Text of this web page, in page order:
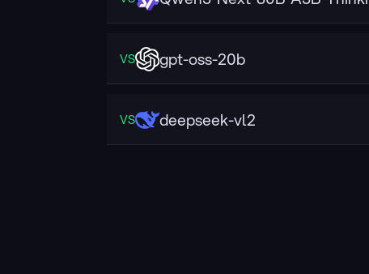
VS gpt-oss-20b
VS deepseek-vl2